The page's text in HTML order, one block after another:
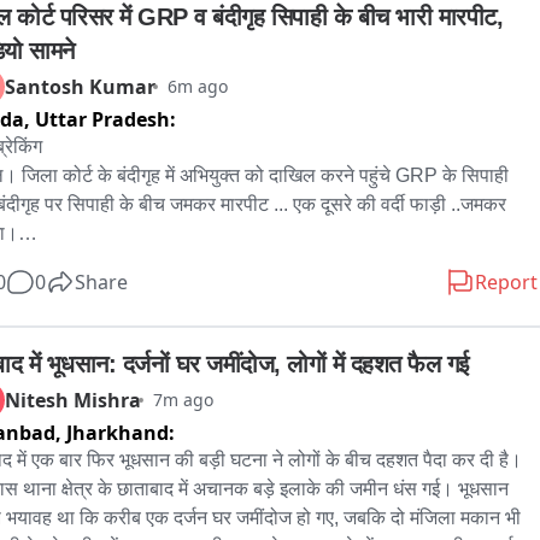
परिसर में GRP व बंदीगृह सिपाही के बीच भारी मारपीट,
सामने
Santosh Kumar 6m ago
Uttar Pradesh:
जिला कोर्ट के बंदीगृह में अभियुक्त को दाखिल करने पहुंचे GRP के सिपाही
पर सिपाही के बीच जमकर मारपीट ... एक दूसरे की वर्दी फाड़ी ..जमकर
में किसी कार्य से पहुंचे संभल सीओ कुलदीप सिंह ने बामुश्किल मामले को शांत
के बीच मारपीट का लाइव वीडियो भी सामने आया ।
गृह में अभियुक्त को दाखिल करने को लेकर हुई कहा सुनी बताई जा रही है मारपीट
और हंगामे का लाइव वीडियो आया सामने ।
न्यायालय चन्दौसी का मामला ।
0 Share Report
में भूधसान: दर्जनों घर जमींदोज, लोगों में दहशत फैल गई
Nitesh Mishra 7m ago
Jharkhand:
में एक बार फिर भूधसान की बड़ी घटना ने लोगों के बीच दहशत पैदा कर दी है।
थाना क्षेत्र के छाताबाद में अचानक बड़े इलाके की जमीन धंस गई। भूधसान
भयावह था कि करीब एक दर्जन घर जमींदोज हो गए, जबकि दो मंजिला मकान भी